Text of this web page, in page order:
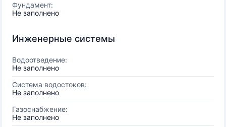
Фундамент:
Не заполнено
Инженерные системы
Водоотведение:
Не заполнено
Система водостоков:
Не заполнено
Газоснабжение:
Не заполнено